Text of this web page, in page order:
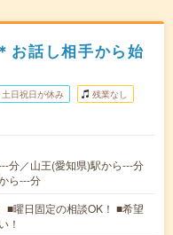
お話し相手から始
土日祝日が休み 残業なし
分／山王(愛知県)駅から---分
ら---分
■曜日固定の相談OK！ ■希望
！